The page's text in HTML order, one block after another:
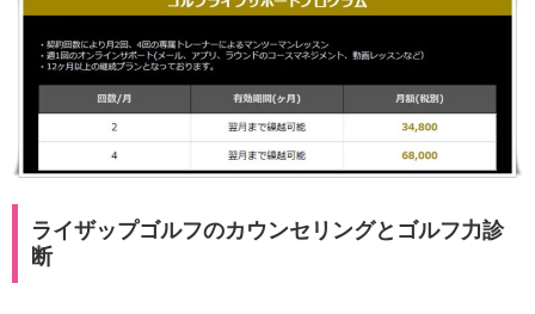
ライザップゴルフのカウンセリングとゴルフ力診
断